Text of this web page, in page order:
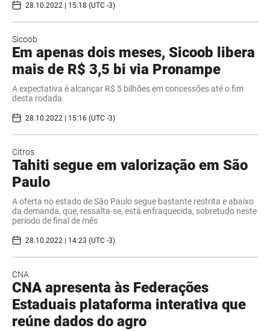
28.10.2022 | 15:18 (UTC -3)
Sicoob
Em apenas dois meses, Sicoob libera
mais de R$ 3,5 bi via Pronampe
A expectativa é alcançar R$ 5 bilhões em concessões até o fim
desta rodada
28.10.2022 | 15:16 (UTC -3)
Citros
Tahiti segue em valorização em São
Paulo
A oferta no estado de São Paulo segue bastante restrita e abaixo
da demanda, que, ressalta-se, está enfraquecida, sobretudo neste
período de final de mês
28.10.2022 | 14:23 (UTC -3)
CNA
CNA apresenta às Federações
Estaduais plataforma interativa que
reúne dados do agro